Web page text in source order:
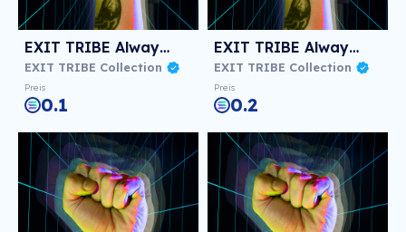
EXIT TRIBE Always! #270
EXIT TRIBE Collection
Preis
0.1
EXIT TRIBE Always! #447
EXIT TRIBE Collection
Preis
0.2